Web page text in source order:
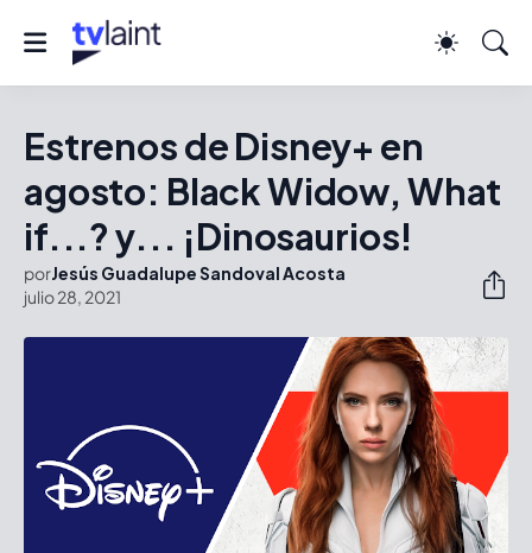
Estrenos de Disney+ en
agosto: Black Widow, What
if...? y... ¡Dinosaurios!
porJesús Guadalupe Sandoval Acosta
julio 28, 2021